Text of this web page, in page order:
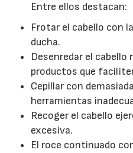
Entre ellos destacan:
Frotar el cabello con
ducha.
Desenredar el
productos que
Cepillar con
herramientas
Recoger el cabello
excesiva.
El roce continuado